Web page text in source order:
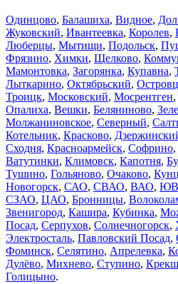
Одинцово, Балашиха, Видное,
Жуковский, Ивантеевка, Королев,
Люберцы, Мытищи, Подольск,
Фрязино, Химки, Щелково,
Мамонтовка, Загорянка, Купавна,
Лыткарино, Октябрьский,
Троицк, Московский, Мосрентген,
Опалиха, Вешки, Беляниново,
Молжаниновское, Северный,
Котельник, Красково,
Сходня, Красноармейск, Софрино,
Ватутинки, Климовск, Капотня,
Тушино, Гольяново, Очаково,
Новогорск, САО, СВАО, ВАО,
СЗАО, ЦАО, Бронницы,
Звенигород, Кашира, Кубинка,
Посад, Серпухов, Солнечногорск,
Электросталь, Павловский Посад,
Фоминск, Селятино, Апрелевка,
Дулёво, Михнево, Ступино,
Голицыно.